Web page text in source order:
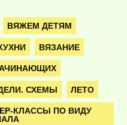
ВЯЖЕМ ДЕТЯМ
ВЯЗАНИЕ
СХЕМЫ ЛЕТО
КЛАССЫ ПО ВИДУ